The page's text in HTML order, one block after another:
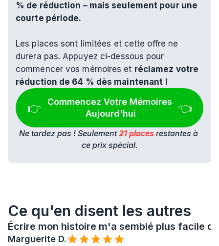
% de réduction – mais seulement pour une
courte période.
Les places sont limitées et cette offre ne
durera pas. Appuyez ci-dessous pour
commencer vos mémoires et réclamez votre
réduction de 64 % dès maintenant !
👉
Commencez Votre Mémoires
Aujourd'hui
👈
Ne tardez pas ! Seulement 21 places restantes à
ce prix spécial.
Ce qu'en disent les autres
Écrire mon histoire m'a semblé plus facile
Marguerite D.